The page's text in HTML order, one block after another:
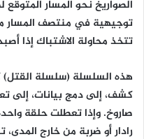
توجيهية في منتصف المسار
تتخذ محاولة الاشتباك إذا
هذه السلسلة (سلسلة القتل)
كشف، إلى دمج بيانات، إلى
صاروخ. وإذا تعطلت حلقة
رادار أو ضربة من خارج المدى،